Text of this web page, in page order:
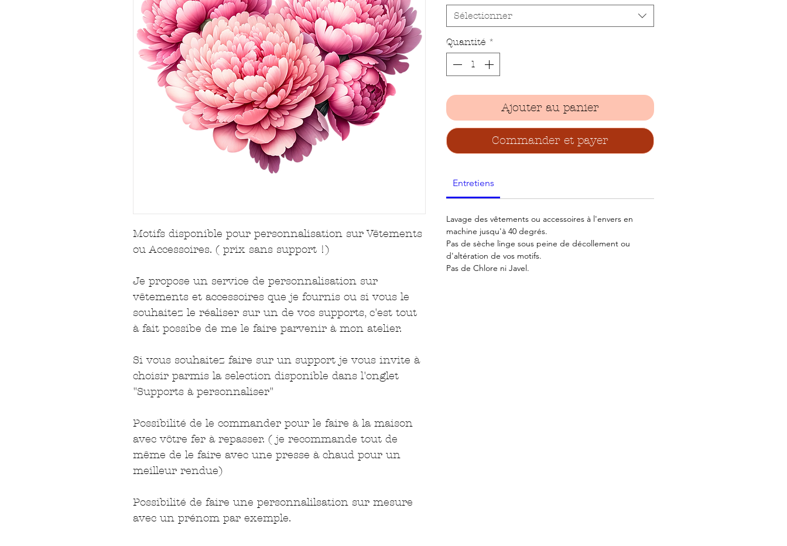
Motifs disponible pour personnalisation sur Vêtements
ou Accessoires. ( prix sans support !)
Je propose un service de personnalisation sur
vêtements et accessoires que je fournis ou si vous le
souhaitez le réaliser sur un de vos supports, c'est tout
à fait possibe de me le faire parvenir à mon atelier.
Si vous souhaitez faire sur un support je vous invite à
choisir parmis la selection disponible dans l'onglet
"Supports à personnaliser"
Possibilité de le commander pour le faire à la maison
avec vôtre fer à repasser. ( je recommande tout de
même de le faire avec une presse à chaud pour un
meilleur rendue)
Possibilité de faire une personnalilsation sur mesure
avec un prénom par exemple.
Sélectionner
Quantité *
Ajouter au panier
Commander et payer
Entretiens
Lavage des vêtements ou accessoires à l'envers en
machine jusqu'à 40 degrés.
Pas de sèche linge sous peine de décollement ou
d'altération de vos motifs.
Pas de Chlore ni Javel.